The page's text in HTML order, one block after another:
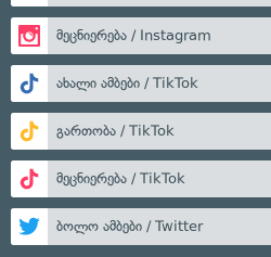
მეცნიერება / Instagram
ახალი ამბები / TikTok
გართობა / TikTok
მეცნიერება / TikTok
ბოლო ამბები / Twitter